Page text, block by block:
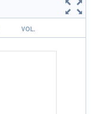
BOURSOVIE
VOL.